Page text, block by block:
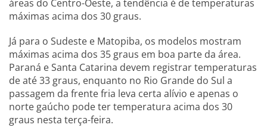
áreas do Centro-Oeste, a tendência é de temperaturas
máximas acima dos 30 graus.
Já para o Sudeste e Matopiba, os modelos mostram
máximas acima dos 35 graus em boa parte da área.
Paraná e Santa Catarina devem registrar temperaturas
de até 33 graus, enquanto no Rio Grande do Sul a
passagem da frente fria leva certa alívio e apenas o
norte gaúcho pode ter temperatura acima dos 30
graus nesta terça-feira.